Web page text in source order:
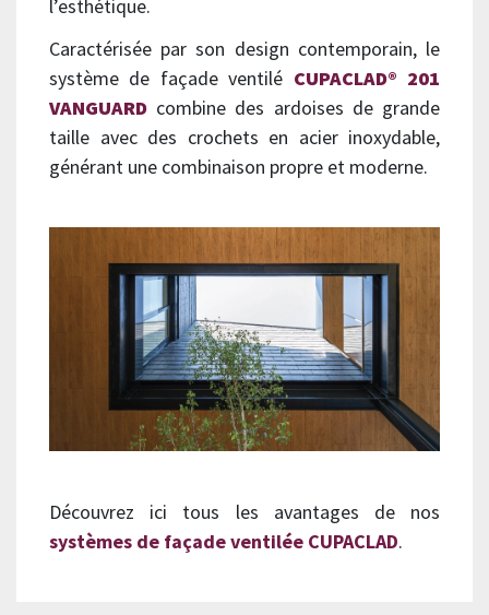
l’esthétique.
Caractérisée par son design contemporain, le
système de façade ventilé CUPACLAD® 201
VANGUARD combine des ardoises de grande
taille avec des crochets en acier inoxydable,
générant une combinaison propre et moderne.
Découvrez ici tous les avantages de nos
systèmes de façade ventilée CUPACLAD.